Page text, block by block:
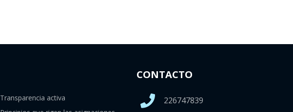
Transparencia activa
CONTACTO
226747839